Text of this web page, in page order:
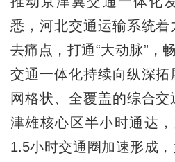
悉，河北交通运输系统着
去痛点，打通“大动脉”，
交通一体化持续向纵深拓
网格状、全覆盖的综合
津雄核心区半小时通达
1.5小时交通圈加速形成